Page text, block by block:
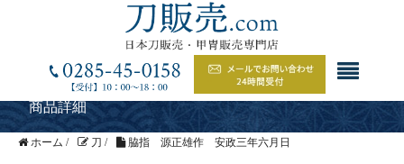
商品詳細
ホーム / 刀 / 脇指 源正雄作 安政三年六月日